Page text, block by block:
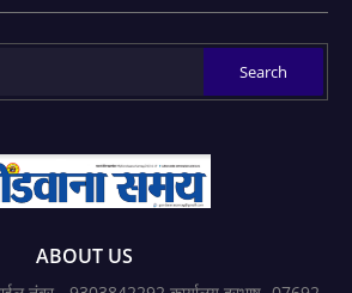
ABOUT US